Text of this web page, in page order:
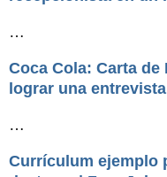
…
Coca Cola: Carta
lograr una entrevista
…
Currículum ejemplo